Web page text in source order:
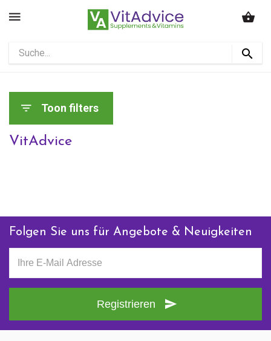
Toon filters
VitAdvice
Folgen Sie uns für Angebote & Neuigkeiten
Registrieren